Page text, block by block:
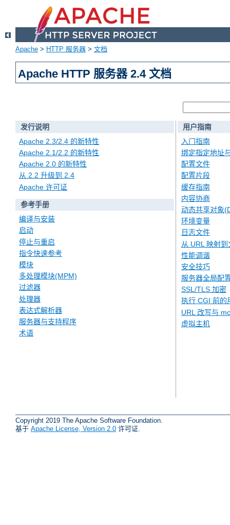
Apache > HTTP 服务器 > 文档
Apache HTTP 服务器 2.4 文档
发行说明
Apache 2.3/2.4 的新特性
Apache 2.1/2.2 的新特性
Apache 2.0 的新特性
从 2.2 升级到 2.4
Apache 许可证
参考手册
编译与安装
启动
停止与重启
指令快速参考
模块
多处理模块(MPM)
过滤器
处理器
表达式解析器
服务器与支持程序
术语
用户指南
入门指南
绑定指定地址
配置文件
配置片段
缓存指南
内容协商
动态共享对象
环境变量
日志文件
从 URL 映射
性能调谐
安全技巧
服务器全局配
SSL/TLS 加密
执行 CGI 前的
URL 改写与
虚拟主机
Copyright 2019 The Apache Software Foundation.
基于 Apache License, Version 2.0 许可证.